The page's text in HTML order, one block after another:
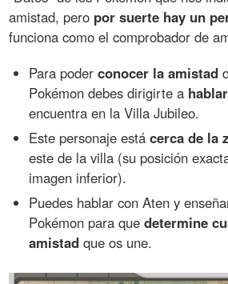
amistad, pero por suerte hay un
funciona como el comprobador de
Para poderconocer la amistad
Pokémon debes dirigirte a
encuentra en la Villa Jubileo.
Este personaje estácerca de la
este de la villa (su posición
imagen inferior).
Puedes hablar con Aten y
Pokémon para quedetermine
amistad que os une.